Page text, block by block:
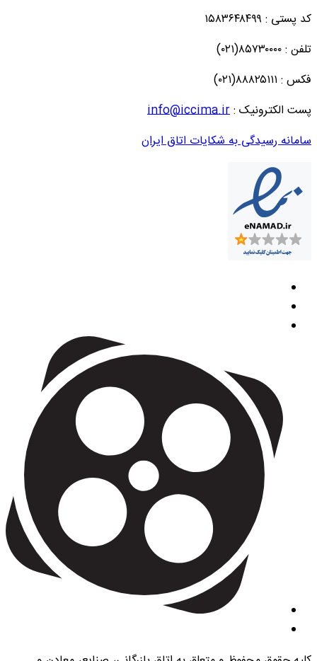
کد پستی : ۱۵۸۳۶۴۸۴۹۹
تلفن : ۸۵۷۳۰۰۰۰(۰۲۱)
فکس : ۸۸۸۲۵۱۱۱(۰۲۱)
پست الکترونیک :info@iccima.ir
سامانه رسیدگی به شکایات اتاق ایران